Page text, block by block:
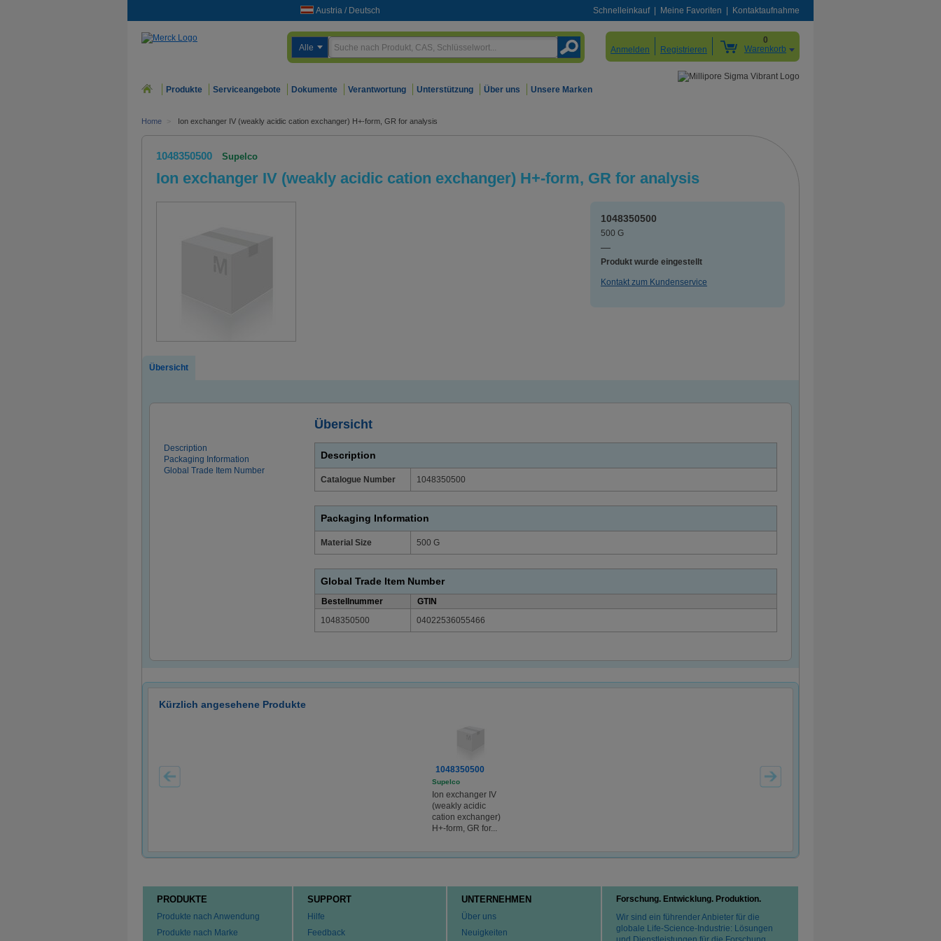
Austria / Deutsch Schnelleinkauf Meine Favoriten Kontaktaufnahme
Alle Anmelden Registrieren
0
Warenkorb
Produkte Serviceangebote Dokumente Verantwortung Unterstützung Über uns Unsere Marken
Home > Ion exchanger IV (weakly acidic cation exchanger) H+-form, GR for analysis
1048350500 Supelco
Ion exchanger IV (weakly acidic cation exchanger) H+-form, GR for analysis
1048350500
500 G
—
Produkt wurde eingestellt
Kontakt zum Kundenservice
Übersicht
Übersicht
Description
Packaging Information
Global Trade Item Number
Description
Catalogue Number 1048350500
Packaging Information
Material Size 500 G
Global Trade Item Number
Bestellnummer
GTIN
1048350500
04022536055466
Kürzlich angesehene Produkte
1048350500
Supelco
Ion exchanger IV
(weakly acidic
cation exchanger)
H+-form, GR for...
PRODUKTE
Produkte nach Anwendung
Produkte nach Marke
SUPPORT
Hilfe
Feedback
UNTERNEHMEN
Über uns
Neuigkeiten
Forschung. Entwicklung. Produktion.
Wir sind ein führender Anbieter für die
globale Life-Science-Industrie: Lösungen